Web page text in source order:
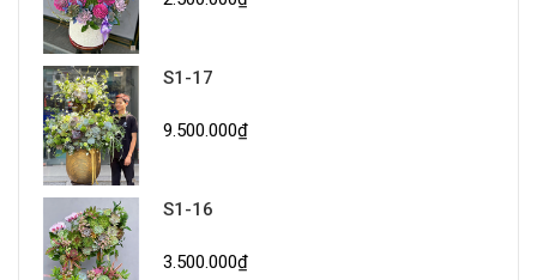
S1-17
9.500.000₫
S1-16
3.500.000₫